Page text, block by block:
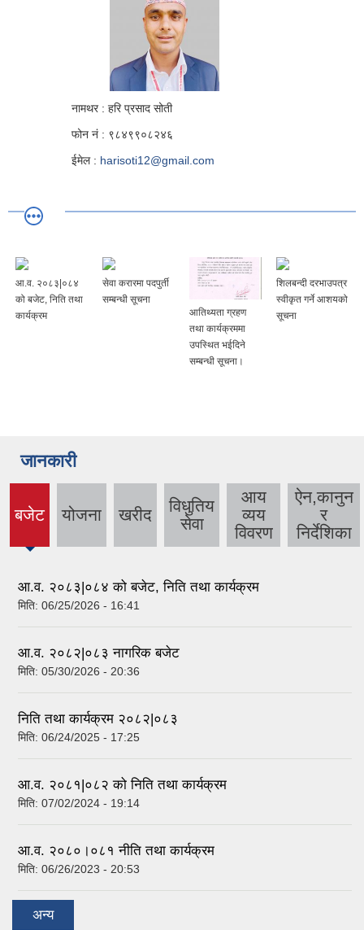
नामथर : हरि प्रसाद सोती
फोन नं : ९८४९९०८२४६
ईमेल : harisoti12@gmail.com
आ.व. २०८३|०८४
को बजेट, निति तथा
कार्यक्रम
सेवा करारमा पदपुर्ती
सम्बन्धी सूचना
आतिथ्यता ग्रहण
तथा कार्यक्रममा
उपस्थित भईदिने
सम्बन्धी सूचना।
शिलबन्दी दरभाउपत्र
स्वीकृत गर्ने आशयको
सूचना
जानकारी
बजेट
(active
योजना खरीद
विधुतिय
सेवा
आय
व्यय
विवरण
ऐन,कानुन
र
निर्देशिका
आ.व. २०८३|०८४ को बजेट, निति तथा कार्यक्रम
मिति: 06/25/2026 - 16:41
आ.व. २०८२|०८३ नागरिक बजेट
मिति: 05/30/2026 - 20:36
निति तथा कार्यक्रम २०८२|०८३
मिति: 06/24/2025 - 17:25
आ.व. २०८१|०८२ को निति तथा कार्यक्रम
मिति: 07/02/2024 - 19:14
आ.व. २०८०।०८१ नीति तथा कार्यक्रम
मिति: 06/26/2023 - 20:53
अन्य